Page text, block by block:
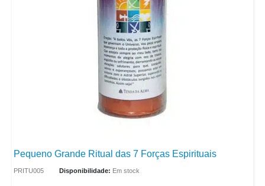
Pequeno Grande Ritual das 7 Forças Espirituais
PRITU005 Disponibilidade: Em stock